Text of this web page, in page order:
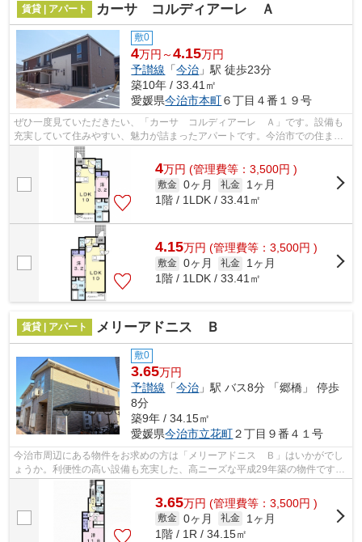
賃貸 | アパート カーサ コルディアーレ Ａ
敷0
4万円～4.15万円
予讃線 「今治 」駅 徒歩23分
築10年 / 33.41㎡
愛媛県今治市本町６丁目４番１９号
ぜひ一度見ていただきたい、「カーサ コルディアーレ Ａ」です。設備も
充実していて住みやすい、魅力が詰まったアパートです。今治市での住まい
探しを当社スタッフがサポート致しま...
4万円 (管理費等：3,500円 )
敷金 0ヶ月 礼金
1ヶ月
1階 / 1LDK / 33.41㎡
4.15万円 (管理費等：3,500円 )
敷金 0ヶ月 礼金
1ヶ月
1階 / 1LDK / 33.41㎡
賃貸 | アパート メリーアドニス Ｂ
敷0
3.65万円
予讃線 「今治 」駅 バス8分 「郷橋」 停歩
8分
築9年 / 34.15㎡
愛媛県今治市立花町２丁目９番４１号
今治市周辺にある物件をお求めの方は「メリーアドニス Ｂ」はいかがでし
ょうか。利便性の高い設備も充実した、高ニーズな平成29年築の物件です。
新しい生活のスタートにおすすめなの...
3.65万円 (管理費等：3,500円 )
敷金 0ヶ月 礼金
1ヶ月
1階 / 1R / 34.15㎡